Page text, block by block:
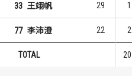
33 王翊帆 29
77 李沛澄 22
TOTAL